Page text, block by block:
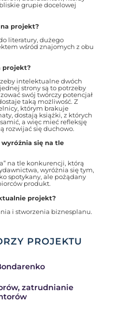
grupie docelowej
na projekt?
do literatury, dużego
wśród znajomych z obu
projekt?
intelektualne dwóch
strony są to potrzeby
swój twórczy potencjał
taką możliwość. Z
którym brakuje
dostają książki, z których
a więc mieć refleksję
rozwijać się duchowo.
się na tle
na tle konkurencji, którą
wyróżnia się tym,
spotykany, ale pożądany
produkt.
projekt?
i stworzenia biznesplanu.
PROJEKTU
zatrudnianie